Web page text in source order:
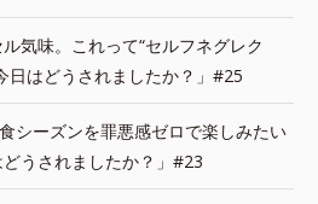
気味。これって“セルフネグレク
日はどうされましたか？」#25
シーズンを罪悪感ゼロで楽しみたい
うされましたか？」#23